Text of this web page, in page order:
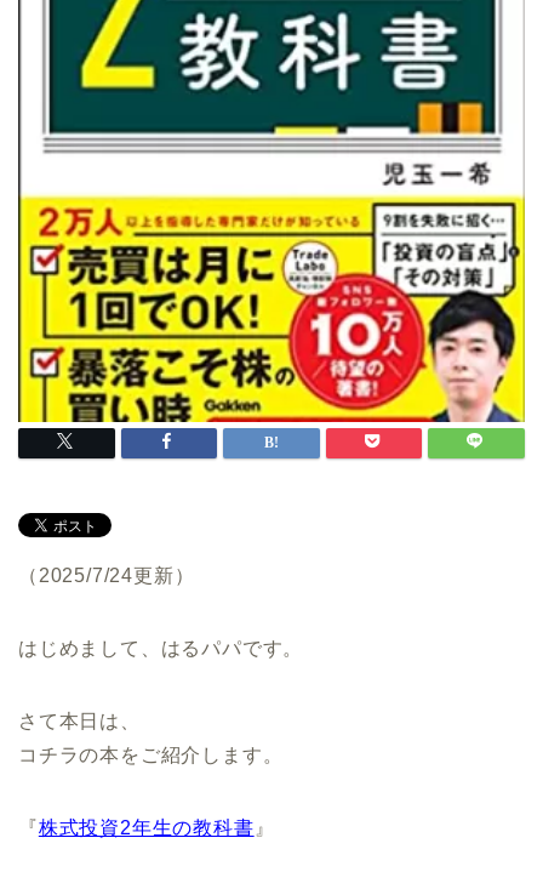
（2025/7/24更新）
はじめまして、はるパパです。
さて本日は、
コチラの本をご紹介します。
『株式投資2年生の教科書 』